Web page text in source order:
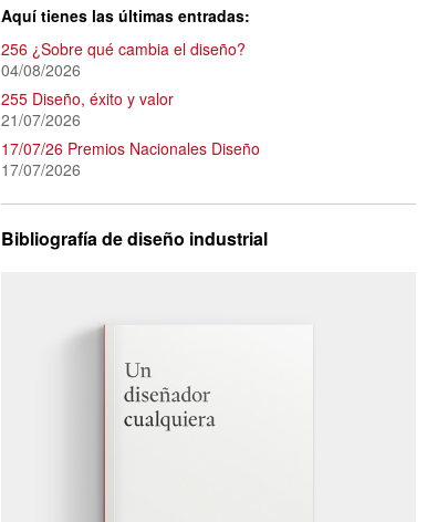
Aquí tienes las últimas entradas:
256 ¿Sobre qué cambia el diseño?
04/08/2026
255 Diseño, éxito y valor
21/07/2026
17/07/26 Premios Nacionales Diseño
17/07/2026
Bibliografía de diseño industrial